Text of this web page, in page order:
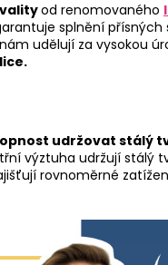
od renomovaného
splnění
udělují za vysokou
udržovat stálý
výztuha udržují stálý
rovnoměrné